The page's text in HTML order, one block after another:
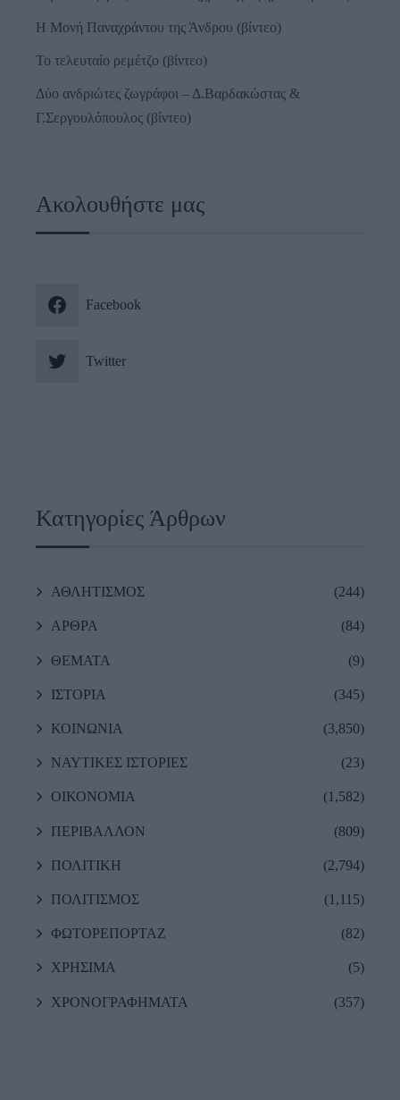
Η Μονή Παναχράντου της Άνδρου (βίντεο)
Το τελευταίο ρεμέτζο (βίντεο)
Δύο ανδριώτες ζωγράφοι – Δ.Βαρδακώστας &
Γ.Σεργουλόπουλος (βίντεο)
Ακολουθήστε μας
Facebook
Twitter
Κατηγορίες Άρθρων
ΑΘΛΗΤΙΣΜΟΣ (244)
ΑΡΘΡΑ (84)
ΘΕΜΑΤΑ (9)
ΙΣΤΟΡΙΑ (345)
ΚΟΙΝΩΝΙΑ (3,850)
ΝΑΥΤΙΚΕΣ ΙΣΤΟΡΙΕΣ (23)
ΟΙΚΟΝΟΜΙΑ (1,582)
ΠΕΡΙΒΑΛΛΟΝ (809)
ΠΟΛΙΤΙΚΗ (2,794)
ΠΟΛΙΤΙΣΜΟΣ (1,115)
ΦΩΤΟΡΕΠΟΡΤΑΖ (82)
ΧΡΗΣΙΜΑ (5)
ΧΡΟΝΟΓΡΑΦΗΜΑΤΑ (357)